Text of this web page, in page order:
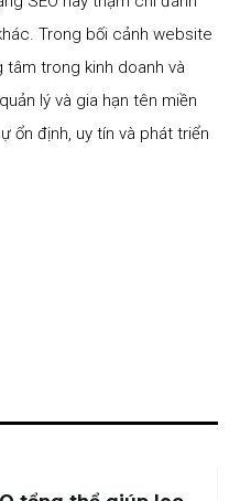
Trong bối cảnh website
trong kinh doanh và
lý và gia hạn tên miền
ổn định, uy tín và phát triển